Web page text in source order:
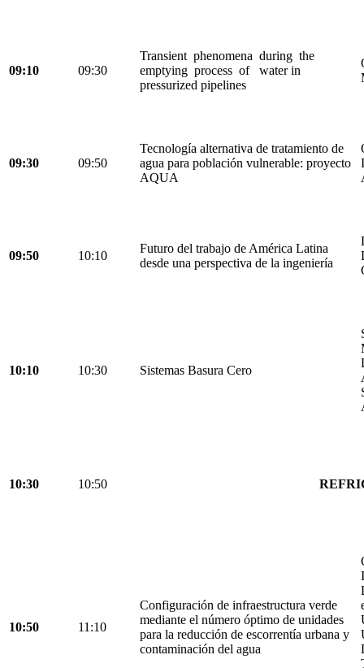
09:10 09:30
Transient phenomena during the
emptying process of water in
pressurized pipelines
09:30 09:50
Tecnología alternativa de tratamiento de
agua para población vulnerable: proyecto
AQUA
09:50 10:10
Futuro del trabajo de América Latina
desde una perspectiva de la ingeniería
10:10 10:30 Sistemas Basura Cero
10:30 10:50
10:50 11:10
Configuración de infraestructura verde
mediante el número óptimo de unidades
para la reducción de escorrentía urbana y
contaminación del agua